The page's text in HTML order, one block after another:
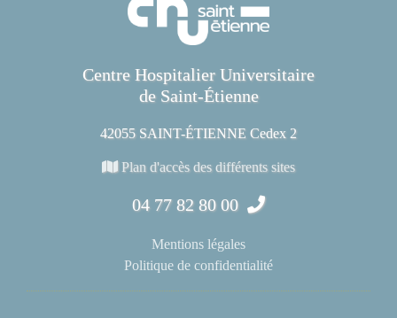
Centre Hospitalier Universitaire
de Saint-Étienne
42055 SAINT-ÉTIENNE Cedex 2
Plan d'accès des différents sites
04 77 82 80 00
Mentions légales
Politique de confidentialité